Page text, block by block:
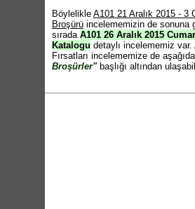
Böylelikle A101 21 Aralık 2015 - 3
Broşürü incelememizin de sonuna
sırada A101 26 Aralık 2015
Katalogu detaylı incelememiz
Fırsatları incelememize de
Broşürler"başlığı altından